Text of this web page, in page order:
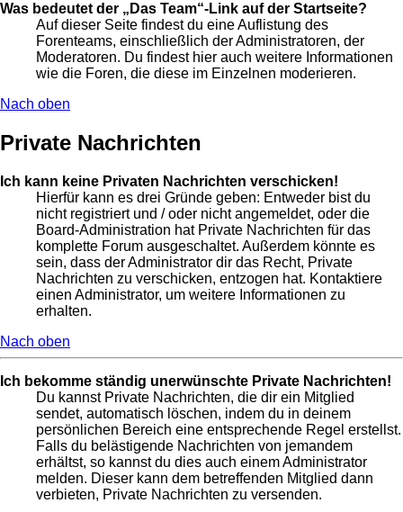
Was bedeutet der „Das Team“-Link auf der Startseite?
Auf dieser Seite findest du eine Auflistung des
Forenteams, einschließlich der Administratoren, der
Moderatoren. Du findest hier auch weitere Informationen
wie die Foren, die diese im Einzelnen moderieren.
Nach oben
Private Nachrichten
Ich kann keine Privaten Nachrichten verschicken!
Hierfür kann es drei Gründe geben: Entweder bist du
nicht registriert und / oder nicht angemeldet, oder die
Board-Administration hat Private Nachrichten für das
komplette Forum ausgeschaltet. Außerdem könnte es
sein, dass der Administrator dir das Recht, Private
Nachrichten zu verschicken, entzogen hat. Kontaktiere
einen Administrator, um weitere Informationen zu
erhalten.
Nach oben
Ich bekomme ständig unerwünschte Private Nachrichten!
Du kannst Private Nachrichten, die dir ein Mitglied
sendet, automatisch löschen, indem du in deinem
persönlichen Bereich eine entsprechende Regel erstellst.
Falls du belästigende Nachrichten von jemandem
erhältst, so kannst du dies auch einem Administrator
melden. Dieser kann dem betreffenden Mitglied dann
verbieten, Private Nachrichten zu versenden.